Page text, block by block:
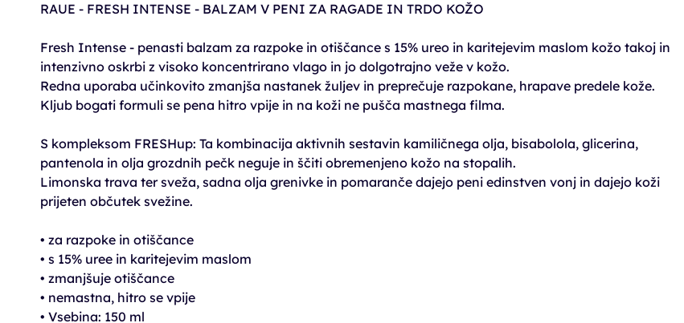
RAUE - FRESH INTENSE - BALZAM V PENI ZA RAGADE IN TRDO KOŽO
Fresh Intense - penasti balzam za razpoke in otiščance s 15% ureo in karitejevim maslom kožo takoj in
intenzivno oskrbi z visoko koncentrirano vlago in jo dolgotrajno veže v kožo.
Redna uporaba učinkovito zmanjša nastanek žuljev in preprečuje razpokane, hrapave predele kože.
Kljub bogati formuli se pena hitro vpije in na koži ne pušča mastnega filma.
S kompleksom FRESHup: Ta kombinacija aktivnih sestavin kamiličnega olja, bisabolola, glicerina,
pantenola in olja grozdnih pečk neguje in ščiti obremenjeno kožo na stopalih.
Limonska trava ter sveža, sadna olja grenivke in pomaranče dajejo peni edinstven vonj in dajejo koži
prijeten občutek svežine.
• za razpoke in otiščance
• s 15% uree in karitejevim maslom
• zmanjšuje otiščance
• nemastna, hitro se vpije
• Vsebina: 150 ml